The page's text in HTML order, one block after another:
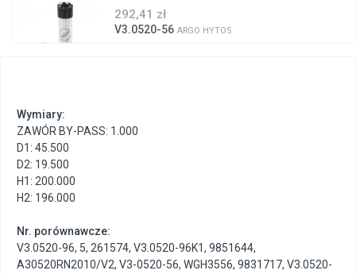
292,41 zł
V3.0520-56 ARGO HYTOS
Wymiary:
ZAWÓR BY-PASS: 1.000
D1: 45.500
D2: 19.500
H1: 200.000
H2: 196.000
Nr. porównawcze:
V3.0520-96, 5, 261574, V3.0520-96K1, 9851644,
A30520RN2010/V2, V3-0520-56, WGH3556, 9831717, V3.0520-